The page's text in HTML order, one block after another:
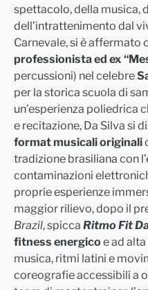
spettacolo, della musica,
dell’intrattenimento dal
Carnevale, si è affermato
professionista ed ex
percussioni) nel celebre
per la storica scuola di
un’esperienza poliedrica
e recitazione, Da Silva si
format musicali originali
tradizione brasiliana con
contaminazioni
proprie esperienze
maggior rilievo, dopo il
Brazil, spicca Ritmo Fit
fitness energico e ad
musica, ritmi latini e
coreografie accessibili a